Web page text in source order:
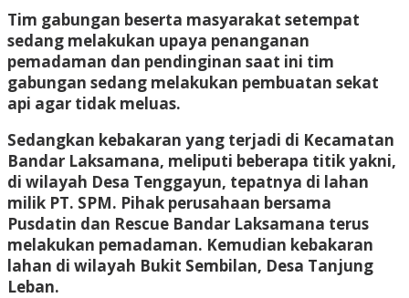
Tim gabungan beserta masyarakat setempat
sedang melakukan upaya penanganan
pemadaman dan pendinginan saat ini tim
gabungan sedang melakukan pembuatan sekat
api agar tidak meluas.
Sedangkan kebakaran yang terjadi di Kecamatan
Bandar Laksamana, meliputi beberapa titik yakni,
di wilayah Desa Tenggayun, tepatnya di lahan
milik PT. SPM. Pihak perusahaan bersama
Pusdatin dan Rescue Bandar Laksamana terus
melakukan pemadaman. Kemudian kebakaran
lahan di wilayah Bukit Sembilan, Desa Tanjung
Leban.